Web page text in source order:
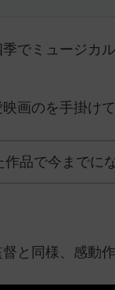
でミュージカ
画のを手掛け
品で今までに
と同様、感動